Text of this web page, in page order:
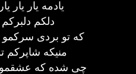
یادمه یار یار
دلکم دلبرکم
که تو بردی
منیکه شاپرکم
چی شده که عشقمو